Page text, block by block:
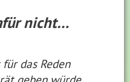
nicht…
das Reden